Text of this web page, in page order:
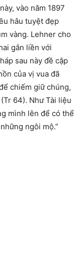
vào năm 1897
hâu tuyệt đẹp
vàng. Lehner cho
gắn liền với
sau này đề cập
của vị vua đã
chiếm giữ chúng,
64). Như Tài liệu
mình lên để có thể
ngôi mộ.”